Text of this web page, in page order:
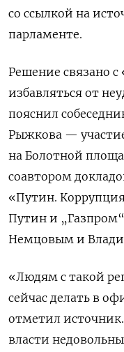
со ссылкой на
парламенте.
Решение связано
избавляться от
пояснил
Рыжкова —
на Болотной
соавтором
«Путин.
Путин и
Немцовым и
«Людям с такой
сейчас делать в
отметил
власти